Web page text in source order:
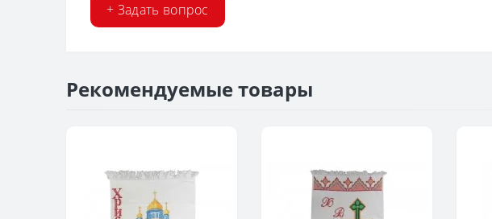
+ Задать вопрос
Рекомендуемые товары